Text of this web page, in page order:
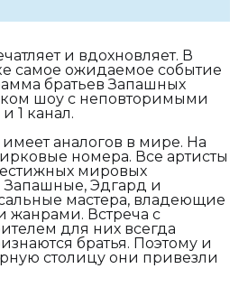
и вдохновляет. В
самое ожидаемое событие
братьев Запашных
шоу с неповторимыми
1 канал.
имеет аналогов в мире. На
номера. Все артисты
мировых
Запашные, Эдгард и
мастера, владеющие
Встреча с
для них всегда
братья. Поэтому и
столицу они привезли